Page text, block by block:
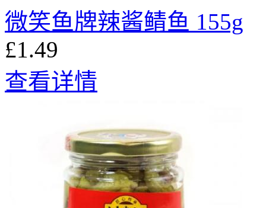
微笑鱼牌辣酱鲭鱼 155g
£1.49
查看详情